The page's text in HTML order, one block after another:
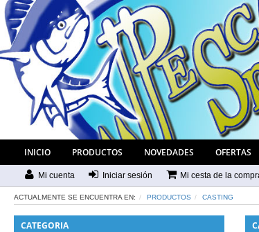
INICIO PRODUCTOS NOVEDADES OFERTAS
Mi cuenta Iniciar sesión Mi cesta de la
ACTUALMENTE SE ENCUENTRA EN: PRODUCTOS CASTING
CATEGORIA